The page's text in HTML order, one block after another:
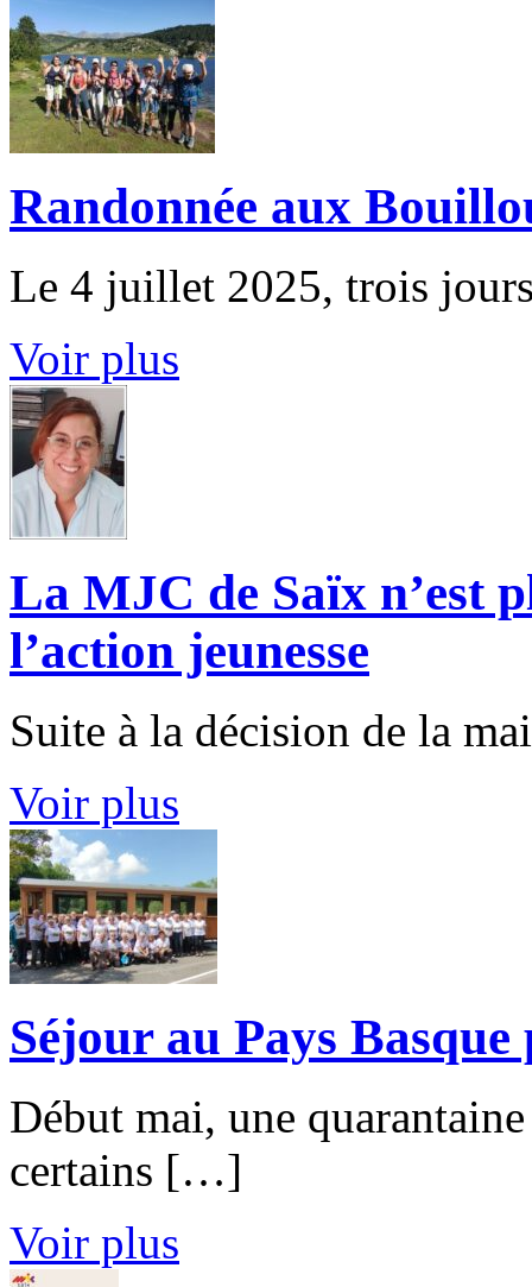
Randonnée aux
Le 4 juillet 2025, trois
Voir plus
La MJC de Saïx n’est
l’action jeunesse
Suite à la décision de la
Voir plus
Séjour au Pays
Début mai, une
certains […]
Voir plus